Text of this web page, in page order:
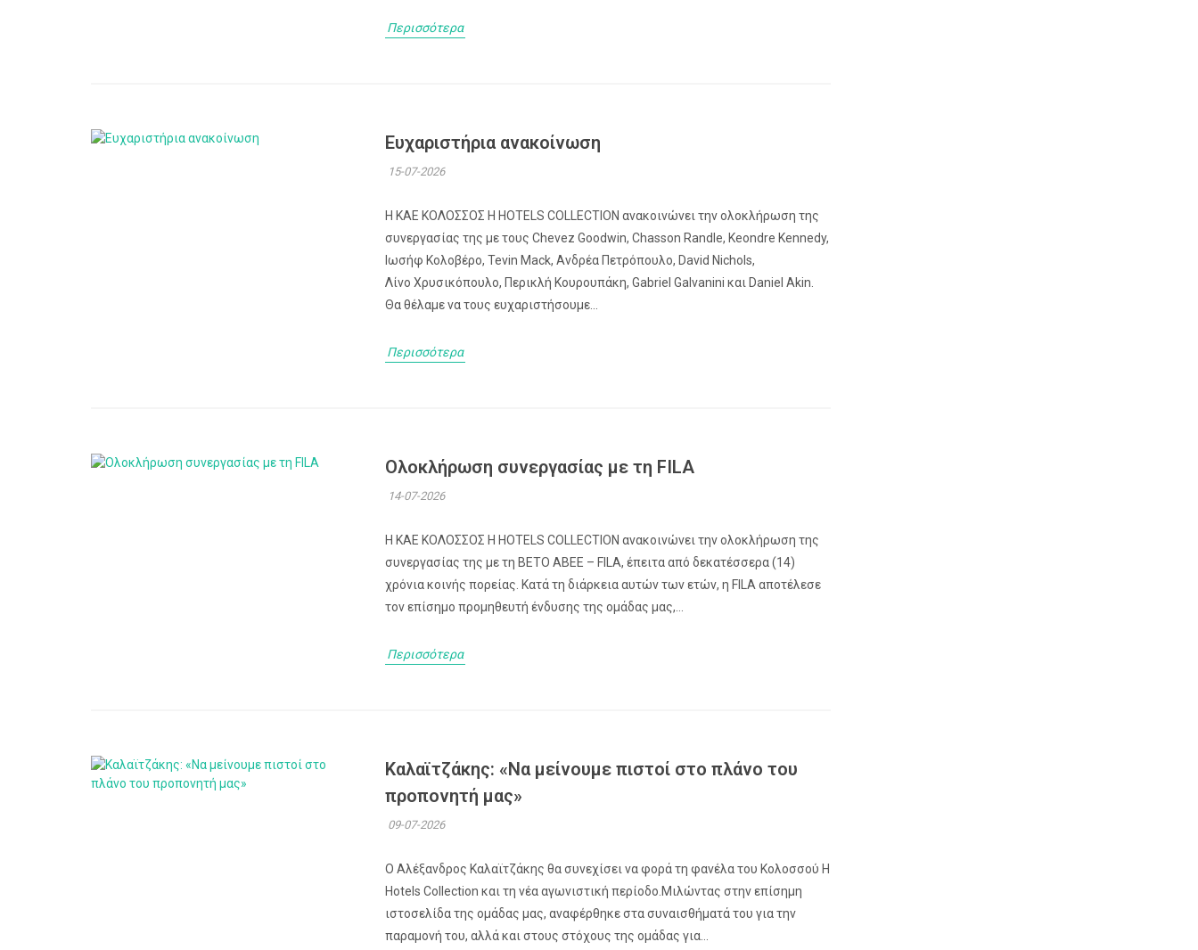
Περισσότερα
Ευχαριστήρια ανακοίνωση
15-07-2026
Η ΚΑΕ ΚΟΛΟΣΣΟΣ H HOTELS COLLECTION ανακοινώνει την ολοκλήρωση της
συνεργασίας της με τους Chevez Goodwin, Chasson Randle, Keondre Kennedy,
Ιωσήφ Κολοβέρο, Tevin Mack, Ανδρέα Πετρόπουλο, David Nichols,
Λίνο Χρυσικόπουλο, Περικλή Κουρουπάκη, Gabriel Galvanini και Daniel Akin.
Θα θέλαμε να τους ευχαριστήσουμε...
Περισσότερα
Ολοκλήρωση συνεργασίας με τη FILA
14-07-2026
Η ΚΑΕ ΚΟΛΟΣΣΟΣ H HOTELS COLLECTION ανακοινώνει την ολοκλήρωση της
συνεργασίας της με τη ΒΕΤΟ ΑΒΕΕ – FILA, έπειτα από δεκατέσσερα (14)
χρόνια κοινής πορείας. Κατά τη διάρκεια αυτών των ετών, η FILA αποτέλεσε
τον επίσημο προμηθευτή ένδυσης της ομάδας μας,...
Περισσότερα
Καλαϊτζάκης: «Να μείνουμε πιστοί στο πλάνο του
προπονητή μας»
09-07-2026
Ο Αλέξανδρος Καλαϊτζάκης θα συνεχίσει να φορά τη φανέλα του Κολοσσού H
Hotels Collection και τη νέα αγωνιστική περίοδο.Μιλώντας στην επίσημη
ιστοσελίδα της ομάδας μας, αναφέρθηκε στα συναισθήματά του για την
παραμονή του, αλλά και στους στόχους της ομάδας για...